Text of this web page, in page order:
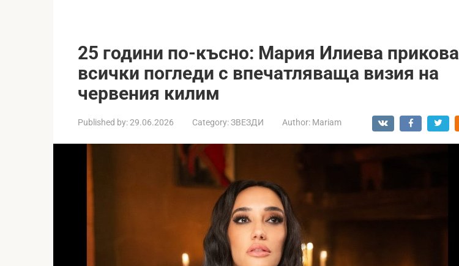
25 години по-късно: Мария Илиева прикова
всички погледи с впечатляваща визия на
червения килим
Published by:29.06.2026 Category:ЗВЕЗДИ Author: Mariam